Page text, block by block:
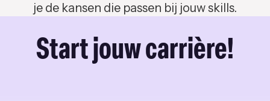
je de kansen die passen bij jouw skills.
Start jouw carrière!